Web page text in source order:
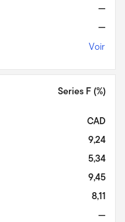
—
—
Voir
Series F (%)
CAD
9,24
5,34
9,45
8,11
—